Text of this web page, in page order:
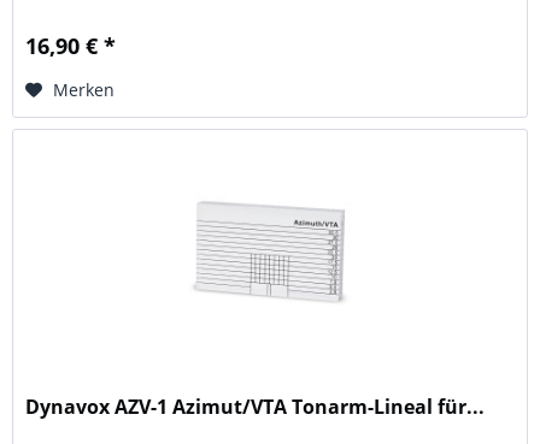
16,90 € *
Merken
Dynavox AZV-1 Azimut/VTA Tonarm-Lineal für...